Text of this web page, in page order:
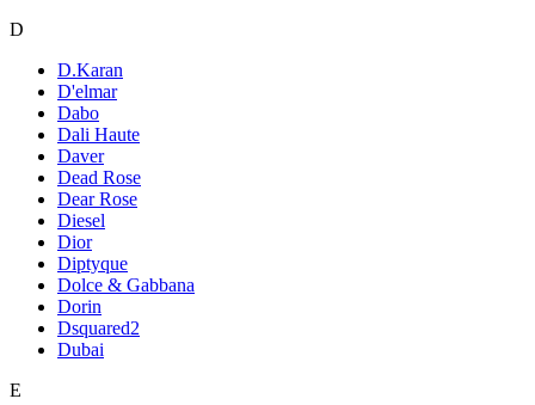
D
D.Karan
D'elmar
Dabo
Dali Haute
Daver
Dead Rose
Dear Rose
Diesel
Dior
Diptyque
Dolce & Gabbana
Dorin
Dsquared2
Dubai
E